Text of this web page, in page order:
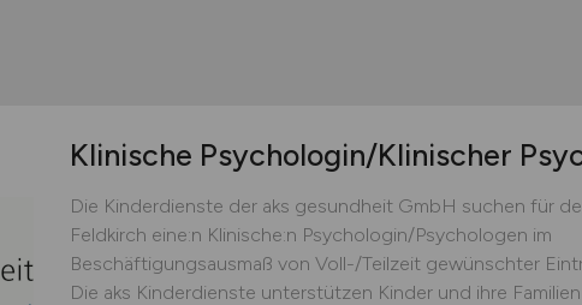
Klinische Psychologin/Klinischer
Die Kinderdienste der aks gesundheit GmbH suchen für
Feldkirch eine:n Klinische:n Psychologin/Psychologen im
Beschäftigungsausmaß von Voll-/Teilzeit gewünschter
Die aks Kinderdienste unterstützen Kinder und ihre